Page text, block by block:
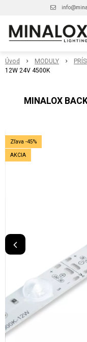
Úvod MODULY
12W 24V 4500K
MINALOX
Zľava -45%
AKCIA